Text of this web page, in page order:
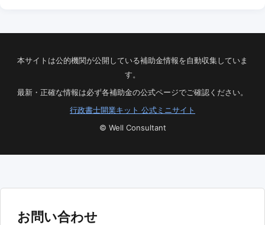
本サイトは公的機関が公開している補助金情報を自動収集していま
す。
最新・正確な情報は必ず各補助金の公式ページでご確認ください。
行政書士開業キット 公式ミニサイト
© Well Consultant
お問い合わせ